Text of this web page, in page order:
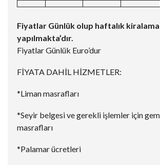
Fiyatlar Günlük olup haftalık kiralama
yapılmakta’dır.
Fiyatlar Günlük Euro’dur
FİYATA DAHİL HİZMETLER:
*Liman masrafları
*Seyir belgesi ve gerekli işlemler için
masrafları
*Palamar ücretleri